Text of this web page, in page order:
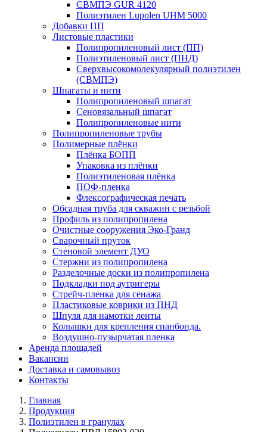
СВМПЭ GUR 4120
Полиэтилен Lupolen UHM 5000
Добавки ПП
Листовые пластики
Полипропиленовый лист (ПП)
Полиэтиленовый лист (ПНД)
Сверхвысокомолекулярный полиэтилен
(СВМПЭ)
Шпагаты и нити
Полипропиленовый шпагат
Сеновязальный шпагат
Полипропиленовые нити
Полипропиленовые трубы
Полимерные плёнки
Плёнка БОПП
Упаковка из плёнки
Полиэтиленовая плёнка
ПОФ-пленка
Флексографическая печать
Обсадная труба для скважин с резьбой
Профиль из полипропилена
Очистные сооружения Эко-Гранд
Сварочный пруток
Стеновой элемент ДУО
Стержни из полипропилена
Разделочные доски из полипропилена
Подкладки под аутригеры
Cтрейч-пленка для сенажа
Пластиковые коврики из ПНД
Шпуля для намотки ленты
Колышки для крепления спанбонда.
Воздушно-пузырчатая пленка
Аренда площадей
Вакансии
Доставка и самовывоз
Контакты
Главная
Продукция
Полиэтилен в гранулах